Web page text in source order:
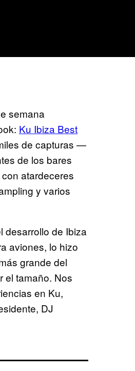
semana
Ku Ibiza Best
de capturas —
de los bares
atardeceres
y varios
desarrollo de Ibiza
aviones, lo hizo
grande del
el tamaño. Nos
en Ku,
DJ